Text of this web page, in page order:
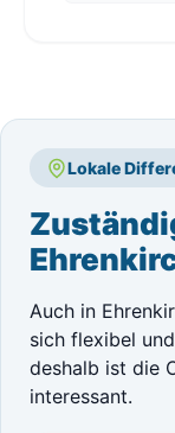
Lokale
Auch in
sich flexibel
deshalb ist die
interessant.